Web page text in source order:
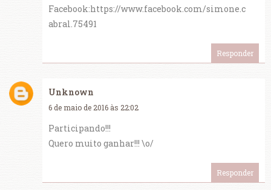
Facebook:https://www.facebook.com/simone.c
abral.75491
Responder
Unknown
6 de maio de 2016 às 22:02
Participando!!!
Quero muito ganhar!!! \o/
Responder